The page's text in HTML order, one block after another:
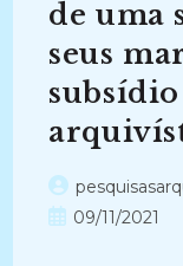
de uma
seus
subsídio
Autor
do
Post09/11/2021